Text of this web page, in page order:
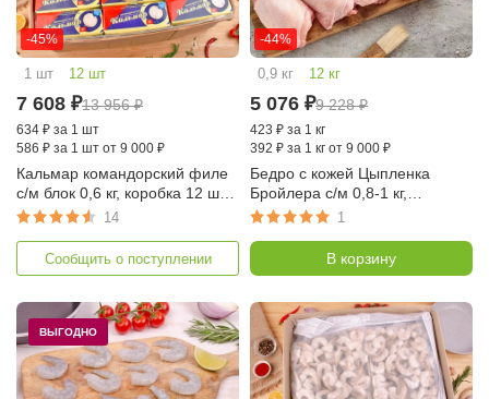
-45%
1 шт 12 шт
7 608 ₽13 956₽
634 ₽ за 1 шт
586 ₽ за 1 шт от 9 000 ₽
Кальмар командорский филе
с/м блок 0,6 кг, коробка 12 шт
(выработано в море,
14
Сообщить о поступлении
-44%
0,9 кг 12 кг
5 076 ₽9 228₽
423 ₽ за 1 кг
392 ₽ за 1 кг от 9 000 ₽
Бедро с кожей Цыпленка
Бройлера с/м 0,8-1 кг,
упаковка 12 кг (Приосколье)
1
В корзину
ВЫГОДНО